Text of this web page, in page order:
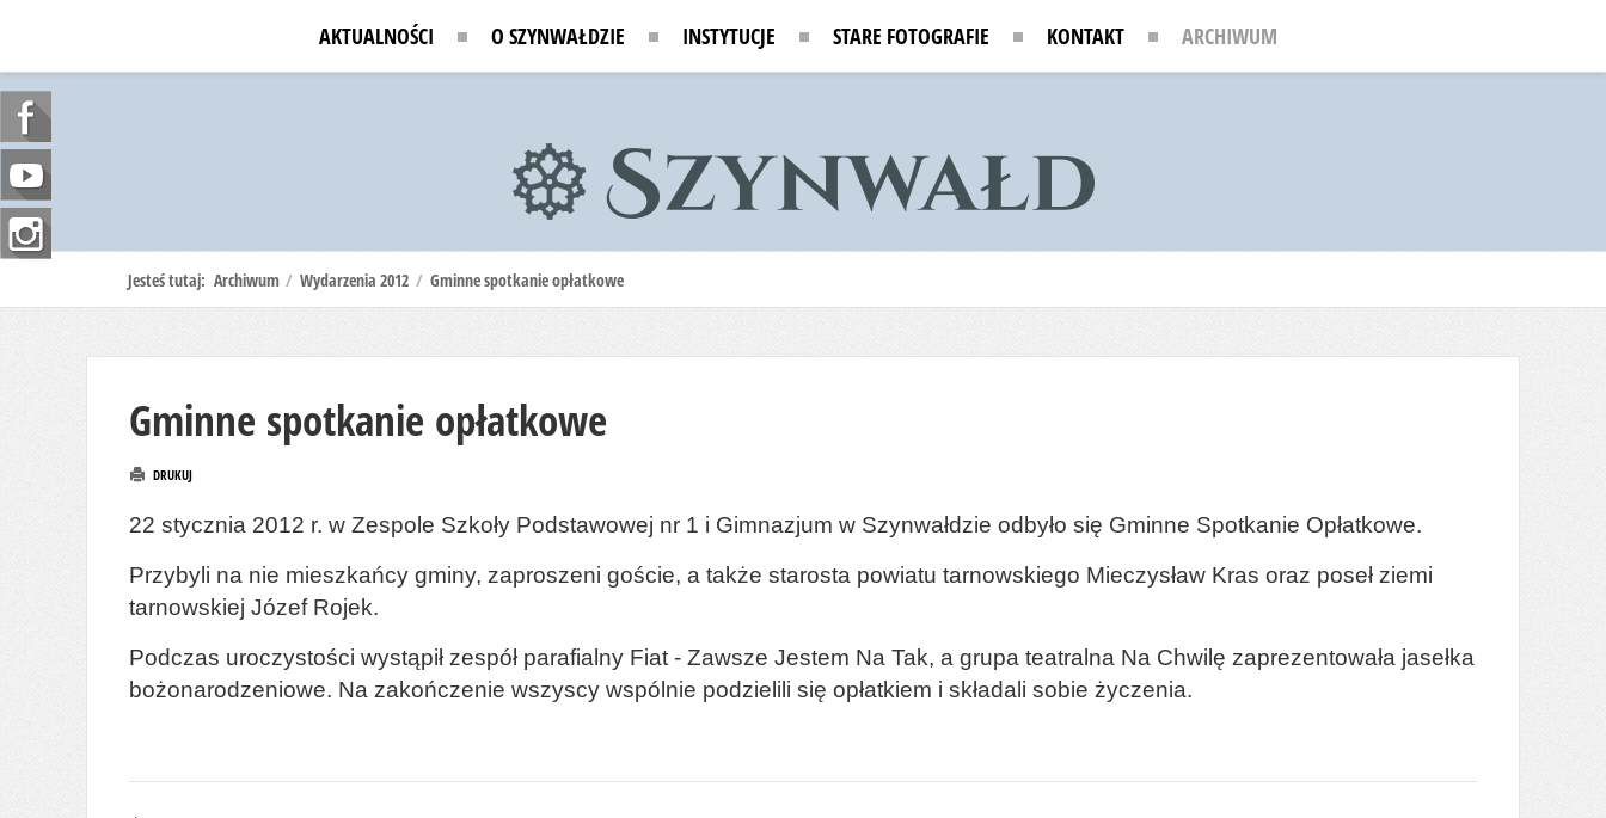
AKTUALNOŚCI O SZYNWAŁDZIE INSTYTUCJE STARE FOTOGRAFIE KONTAKT ARCHIWUM
Jesteś tutaj: Archiwum / Wydarzenia 2012 / Gminne spotkanie opłatkowe
Gminne spotkanie opłatkowe
DRUKUJ
22 stycznia 2012 r. w Zespole Szkoły Podstawowej nr 1 i Gimnazjum w Szynwałdzie odbyło się Gminne Spotkanie Opłatkowe.
Przybyli na nie mieszkańcy gminy, zaproszeni goście, a także starosta powiatu tarnowskiego Mieczysław Kras oraz poseł ziemi
tarnowskiej Józef Rojek.
Podczas uroczystości wystąpił zespół parafialny Fiat - Zawsze Jestem Na Tak, a grupa teatralna Na Chwilę zaprezentowała jasełka
bożonarodzeniowe. Na zakończenie wszyscy wspólnie podzielili się opłatkiem i składali sobie życzenia.